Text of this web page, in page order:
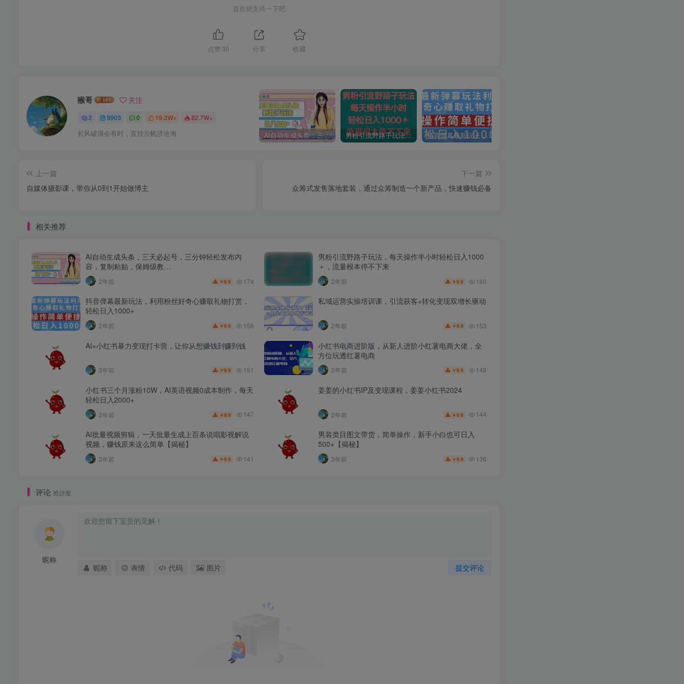
喜欢就支持一下吧
点赞 30 分享 收藏
猴哥 关注
2 9903 0 19.3W+ 82.7W+
长风破浪会有时，直挂云帆济沧海 AI自动生成头条，三天必起号，三分钟轻松发布内容，复制粘贴，保姆级教… 男粉引流野路子玩法，每天操作半小时轻松日入1000＋，流量根本停不下来 抖音弹幕最新玩法，利用粉丝好奇心赚取礼物打赏，轻松日入1000+
上一篇
自媒体摄影课，带你从0到1开始做博主
下一篇
众筹式发售落地套装，通过众筹制造一个新产品，快速赚钱必备
相关推荐
AI自动生成头条，三天必起号，三分钟轻松发布内
容，复制粘贴，保姆级教…
2年前 ￥9.9 174
男粉引流野路子玩法，每天操作半小时轻松日入1000
＋，流量根本停不下来
2年前 ￥9.9 160
抖音弹幕最新玩法，利用粉丝好奇心赚取礼物打赏，
轻松日入1000+
2年前 ￥9.9 156
私域运营实操培训课，引流获客+转化变现双增长驱动
2年前 ￥9.9 153
AI+小红书暴力变现打卡营，让你从想赚钱到赚到钱
3年前 ￥9.9 151
小红书电商进阶版，从新人进阶小红薯电商大佬，全
方位玩透红薯电商
2年前 ￥9.9 148
小红书三个月涨粉10W，AI英语视频0成本制作，每天
轻松日入2000+
2年前 ￥9.9 147
姜姜的小红书IP及变现课程，姜姜小红书2024
2年前 ￥9.9 144
AI批量视频剪辑，一天批量生成上百条说唱影视解说
视频，赚钱原来这么简单【揭秘】
2年前 ￥9.9 141
男装类目图文带货，简单操作，新手小白也可日入
500+【揭秘】
3年前 ￥9.9 136
评论 抢沙发
昵称
提交评论
昵称 表情 代码 图片